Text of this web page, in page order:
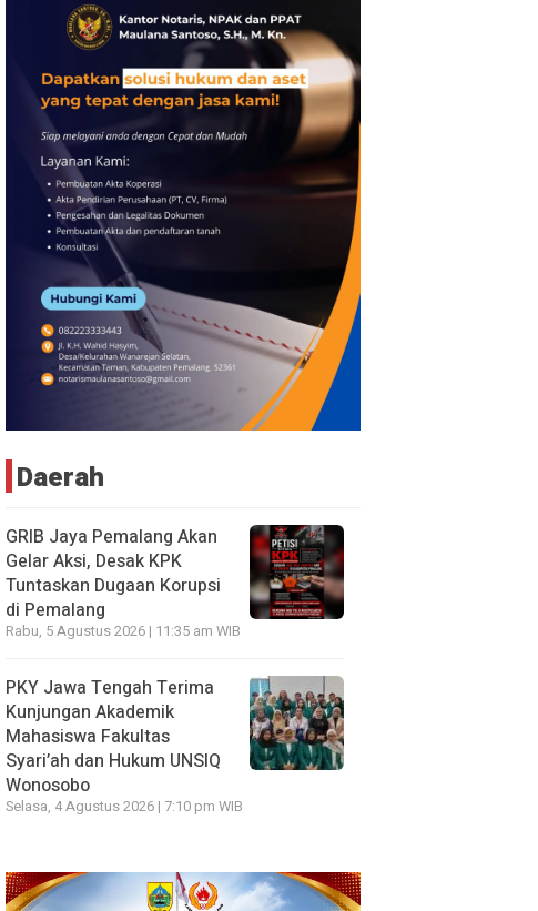
Daerah
GRIB Jaya Pemalang Akan
Gelar Aksi, Desak KPK
Tuntaskan Dugaan Korupsi
di Pemalang
Rabu, 5 Agustus 2026 | 11:35 am WIB
PKY Jawa Tengah Terima
Kunjungan Akademik
Mahasiswa Fakultas
Syari’ah dan Hukum UNSIQ
Wonosobo
Selasa, 4 Agustus 2026 | 7:10 pm WIB